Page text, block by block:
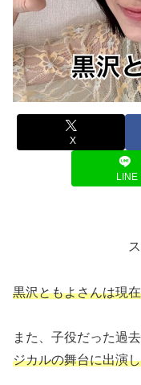
X
LINE
黒沢ともよさんは現
また、子役だった過去
ジカルの舞台に出演